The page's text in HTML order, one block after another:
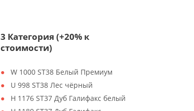
3 Категория (+20% к
стоимости)
W 1000 ST38 Белый Премиум
U 998 ST38 Лес чёрный
H 1176 ST37 Дуб Галифакс белый